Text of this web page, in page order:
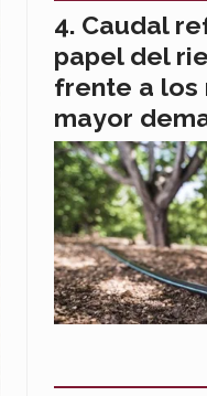
Caudal
papel del
frente a los
mayor